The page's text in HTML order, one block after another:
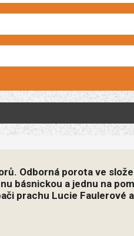
Odborná porota ve
básnickou a jednu na
prachu Lucie Faulerové